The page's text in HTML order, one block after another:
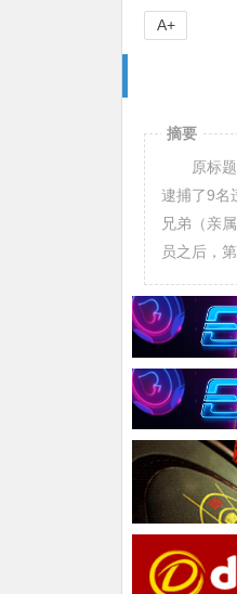
A+
摘要
原标题
逮捕了9名
兄弟（亲
员之后，